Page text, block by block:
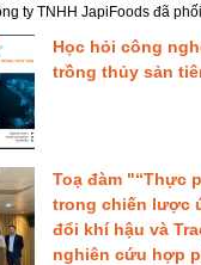
ty TNHH JapiFoods đã
Học hỏi công
trồng thủy sản
Toạ đàm "“Thực
trong chiến lược
đổi khí hậu và
nghiên cứu hợp